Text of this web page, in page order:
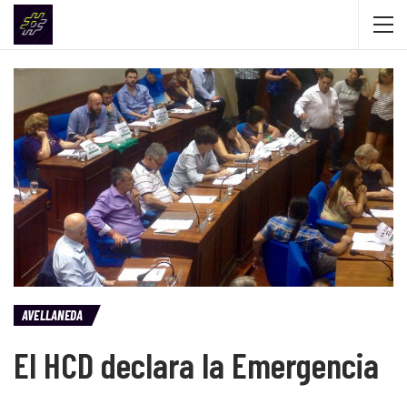
AVELLANEDA
El HCD declara la Emergencia